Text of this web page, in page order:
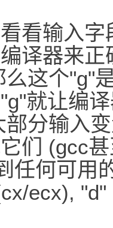
看输入
译器来
这个"g"
就让编
分输入
们 (gcc
任何可用
ecx),